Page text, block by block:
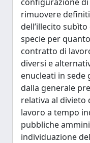
rimuovere
dell’illecito
specie per
contratto di
diversi e
enucleati in
dalla generale
relativa al
lavoro a tempo
pubbliche
individuazione